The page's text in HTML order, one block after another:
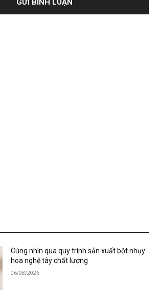
Cùng nhìn qua quy trình sản xuất bột nhụy
hoa nghệ tây chất lượng
06/08/2026